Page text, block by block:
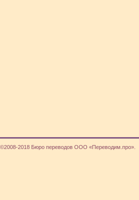
©2008-2018 Бюро переводов ООО «Переводим.про».